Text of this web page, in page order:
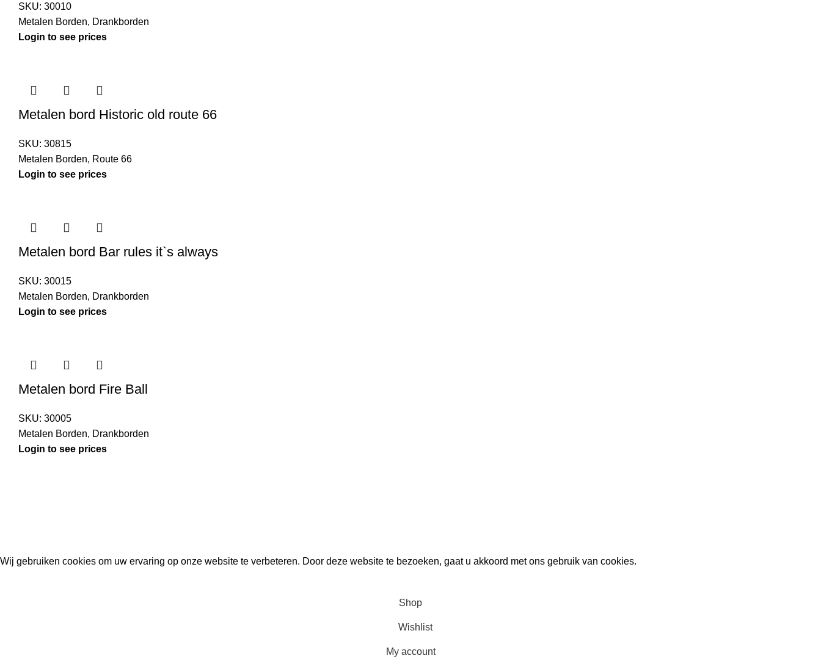
SKU: 30010
Metalen Borden, Drankborden
Login to see prices
Metalen bord Historic old route 66
SKU: 30815
Metalen Borden, Route 66
Login to see prices
Metalen bord Bar rules it`s always
SKU: 30015
Metalen Borden, Drankborden
Login to see prices
Metalen bord Fire Ball
SKU: 30005
Metalen Borden, Drankborden
Login to see prices
Wij gebruiken cookies om uw ervaring op onze website te verbeteren. Door deze website te bezoeken, gaat u akkoord met ons gebruik van cookies.
Shop
Wishlist
My account